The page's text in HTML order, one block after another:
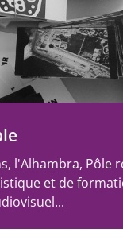
l'Alhambra, Pôle
et de